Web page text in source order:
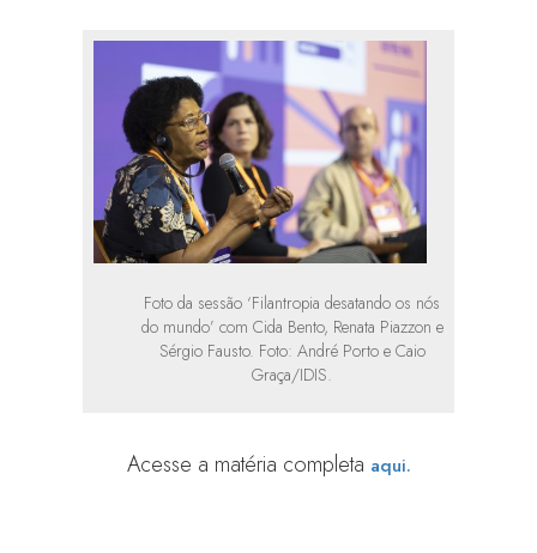
Foto da sessão ‘Filantropia desatando os nós
do mundo’ com Cida Bento, Renata Piazzon e
Sérgio Fausto. Foto: André Porto e Caio
Graça/IDIS.
Acesse a matéria completa aqui.